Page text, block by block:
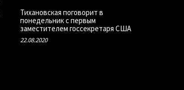
Тихановская поговорит в
понедельник с первым
заместителем госсекретаря США
22.08.2020